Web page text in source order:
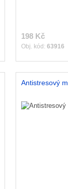
198 Kč
Obj. kód: 63916
Antistresový